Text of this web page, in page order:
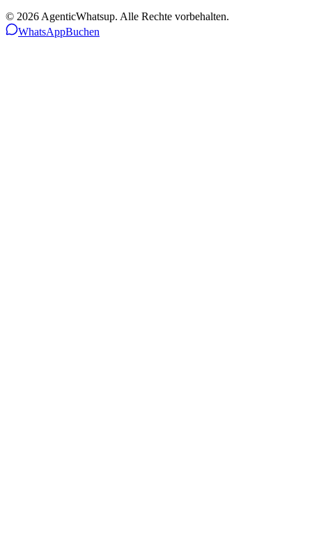
© 2026 AgenticWhatsup. Alle Rechte vorbehalten.
WhatsAppBuchen